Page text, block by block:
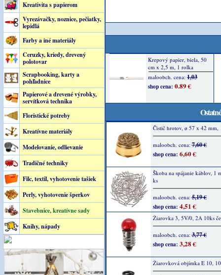
Kreativita s papierom
Vyrezávačky, noznice, pečiatky,
lepidlá
Farby a iné materiály
Ceruzky, kriedy, drevený
polotovar
Scrapbooking, karty a
pohľadnice
Papierové a drevené výrobky,
servítková technika
Floristické potreby
Kreatívne materiály
Modelovanie, odlievanie
Tradičné techniky
Filc, textil, vyhotovenie tašiek
Perly, vyhotovenie šperkov
Stavebnice, kreatívne sady
Knihy, nápady
Čistič hrotov, ø 57 x 42 mm,
maloobch. cena:7,60 €
shop cena: 6,60 €
Škoba na spájanie káblov, 1
ks
maloobch. cena:5,19 €
shop cena: 4,51 €
Žiarovka 3, 5V/0, 2A 10ks
maloobch. cena:3,77 €
shop cena: 3,28 €
Žiarovková objímka E 10,